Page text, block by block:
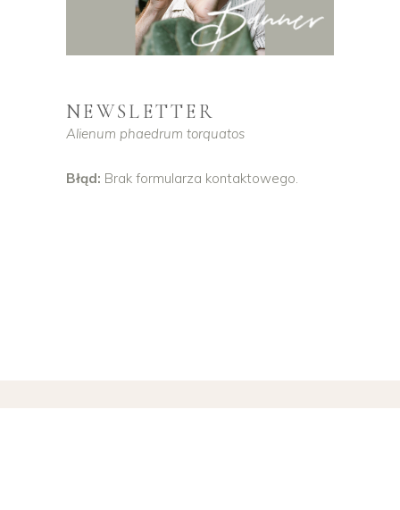
NEWSLETTER
Alienum phaedrum torquatos
Błąd: Brak formularza kontaktowego.